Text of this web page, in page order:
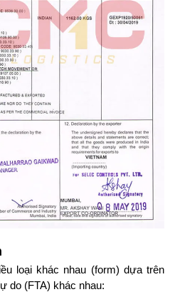
loại khác nhau (form) dựa trên
do (FTA) khác nhau: